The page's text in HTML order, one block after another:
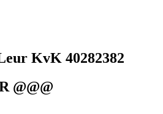
KvK 40282382
@@@